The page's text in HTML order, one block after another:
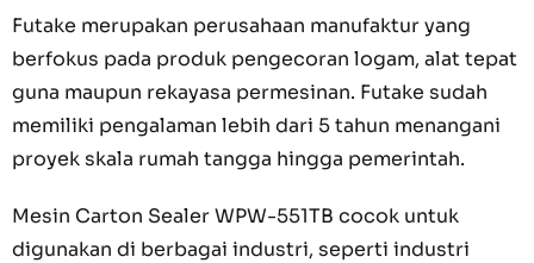
Futake merupakan perusahaan manufaktur yang
berfokus pada produk pengecoran logam, alat tepat
guna maupun rekayasa permesinan. Futake sudah
memiliki pengalaman lebih dari 5 tahun menangani
proyek skala rumah tangga hingga pemerintah.
Mesin Carton Sealer WPW-551TB cocok untuk
digunakan di berbagai industri, seperti industri